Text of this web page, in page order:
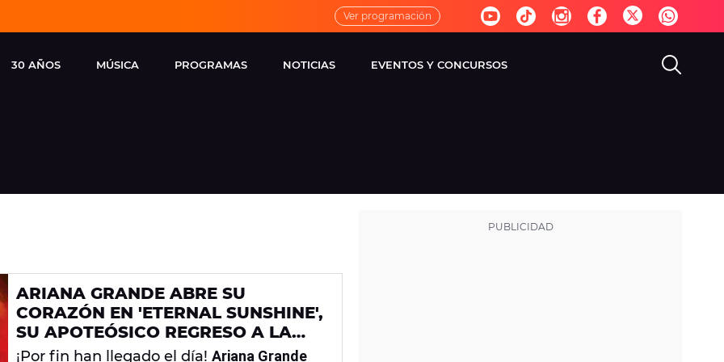
Ver programación
30 AÑOS
ENTREVISTAS
REMEMBER EUROPA
MÚSICA PROGRAMAS
VIRALES
NOTICIAS EVENTOS Y CONCURSOS
ARIANA GRANDE ABRE SU
CORAZÓN EN 'ETERNAL SUNSHINE',
SU APOTEÓSICO REGRESO A LA
MÚSICA
¡Por fin han llegado el día! Ariana Grande